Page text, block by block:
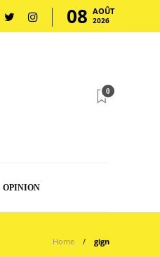
08 AOÛT
2026
0
OPINION
Home gign